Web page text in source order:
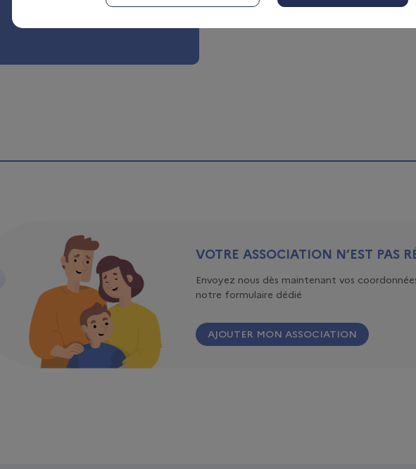
Aide financière et matérielle
VOTRE ASSOCIATION N’EST PAS
Envoyez nous dès maintenant vos
notre formulaire dédié
AJOUTER MON ASSOCIATION